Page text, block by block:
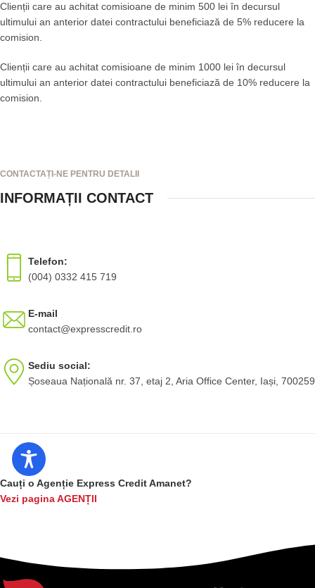
Clienții care au achitat comisioane de minim 500 lei în decursul
ultimului an anterior datei contractului beneficiază de 5% reducere la
comision.
Clienții care au achitat comisioane de minim 1000 lei în decursul
ultimului an anterior datei contractului beneficiază de 10% reducere la
comision.
CONTACTAȚI-NE PENTRU DETALII
INFORMAȚII CONTACT
Telefon:
(004) 0332 415 719
E-mail
contact@expresscredit.ro
Sediu social:
Șoseaua Națională nr. 37, etaj 2, Aria Office Center, Iași, 700259
Cauți o Agenție Express Credit Amanet?
Vezi pagina AGENȚII